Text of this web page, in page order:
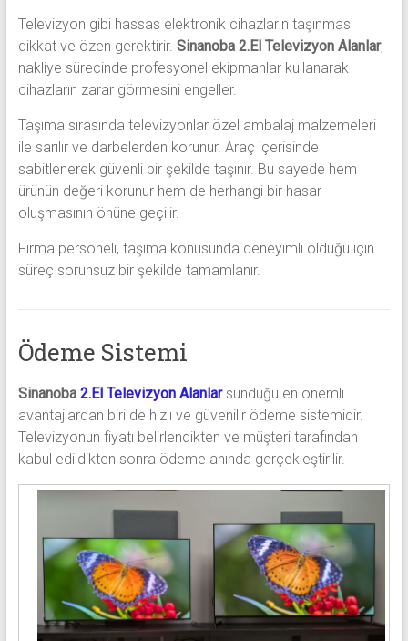
Televizyon gibi hassas elektronik cihazların taşınması
dikkat ve özen gerektirir. Sinanoba 2.El Televizyon Alanlar,
nakliye sürecinde profesyonel ekipmanlar kullanarak
cihazların zarar görmesini engeller.
Taşıma sırasında televizyonlar özel ambalaj malzemeleri
ile sarılır ve darbelerden korunur. Araç içerisinde
sabitlenerek güvenli bir şekilde taşınır. Bu sayede hem
ürünün değeri korunur hem de herhangi bir hasar
oluşmasının önüne geçilir.
Firma personeli, taşıma konusunda deneyimli olduğu için
süreç sorunsuz bir şekilde tamamlanır.
Ödeme Sistemi
Sinanoba 2.El Televizyon Alanlarsunduğu en önemli
avantajlardan biri de hızlı ve güvenilir ödeme sistemidir.
Televizyonun fiyatı belirlendikten ve müşteri tarafından
kabul edildikten sonra ödeme anında gerçekleştirilir.